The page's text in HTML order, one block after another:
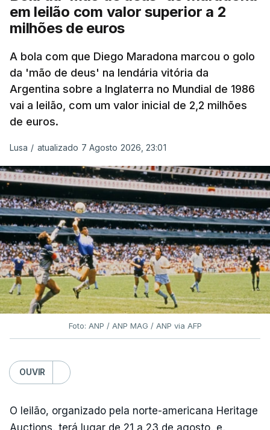
em leilão com valor superior a 2
milhões de euros
A bola com que Diego Maradona marcou o golo
da 'mão de deus' na lendária vitória da
Argentina sobre a Inglaterra no Mundial de 1986
vai a leilão, com um valor inicial de 2,2 milhões
de euros.
Lusa / atualizado 7 Agosto 2026, 23:01
Foto: ANP / ANP MAG / ANP via AFP
OUVIR
O leilão, organizado pela norte-americana Heritage
Auctions, terá lugar de 21 a 23 de agosto, e,